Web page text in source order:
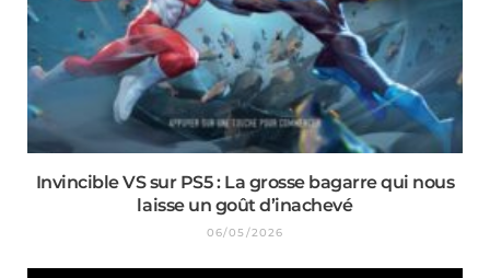
Invincible VS sur PS5 : La grosse bagarre qui nous
laisse un goût d’inachevé
06/05/2026